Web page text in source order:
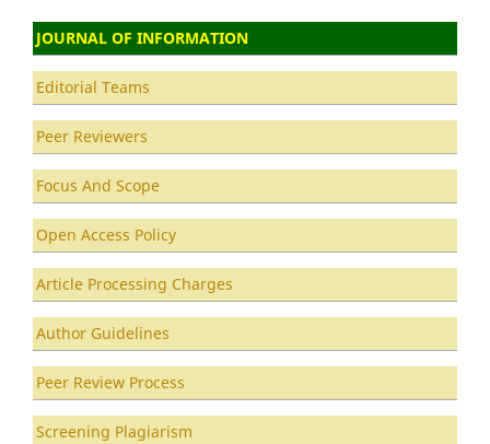
JOURNAL OF INFORMATION
Editorial Teams
Peer Reviewers
Focus And Scope
Open Access Policy
Article Processing Charges
Author Guidelines
Peer Review Process
Screening Plagiarism